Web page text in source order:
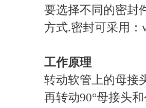
要选择不同的密封
方式.密封可采用：
工作原理
转动软管上的母接
再转动90°母接头